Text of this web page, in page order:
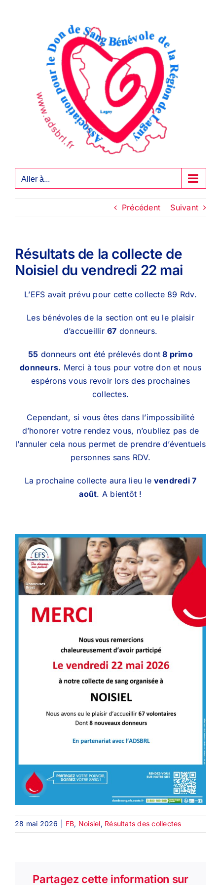
Aller à...
Précédent Suivant
Résultats de la collecte de
Noisiel du vendredi 22 mai
L’EFS avait prévu pour cette collecte 89 Rdv.
Les bénévoles de la section ont eu le plaisir
d’accueillir67 donneurs.
55 donneurs ont été prélevés dont 8 primo
donneurs. Merci à tous pour votre don et nous
espérons vous revoir lors des prochaines
collectes.
Cependant, si vous êtes dans l’impossibilité
d’honorer votre rendez vous, n’oubliez pas de
l’annuler cela nous permet de prendre d’éventuels
personnes sans RDV.
La prochaine collecte aura lieu le vendredi 7
août. A bientôt !
28 mai 2026 FB, Noisiel, Résultats des collectes
Partagez cette information sur